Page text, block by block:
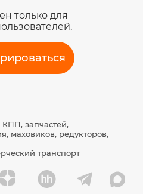
только для
запчастей,
маховиков, редукторов,
транспорт